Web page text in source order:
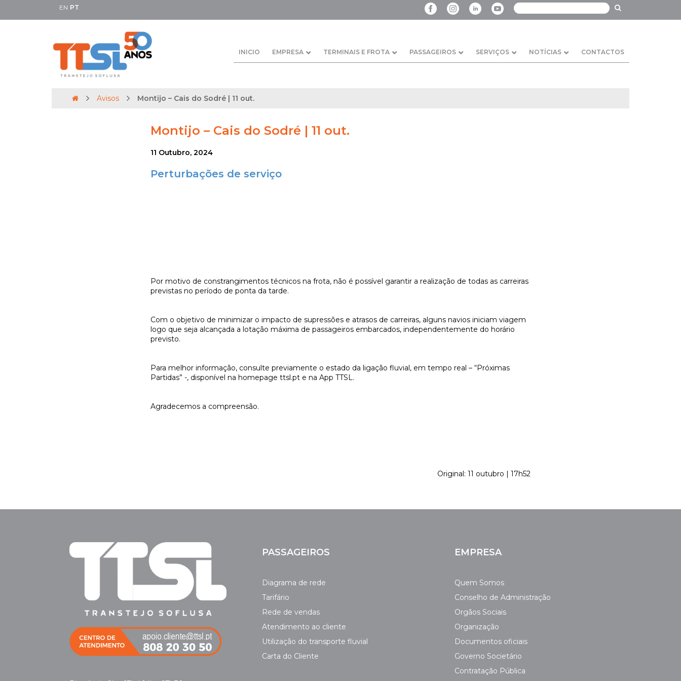
EN PT
INICIO EMPRESA TERMINAIS E FROTA PASSAGEIROS SERVIÇOS NOTÍCIAS CONTACTOS
Avisos Montijo – Cais do Sodré | 11 out.
Montijo – Cais do Sodré | 11 out.
11 Outubro, 2024
Perturbações de serviço
Por motivo de constrangimentos técnicos na frota, não é possível garantir a realização de todas as carreiras
previstas no período de ponta da tarde.
Com o objetivo de minimizar o impacto de supressões e atrasos de carreiras, alguns navios iniciam viagem
logo que seja alcançada a lotação máxima de passageiros embarcados, independentemente do horário
previsto.
Para melhor informação, consulte previamente o estado da ligação fluvial, em tempo real – “Próximas
Partidas” -, disponível na homepage ttsl.pt e na App TTSL.
Agradecemos a compreensão.
Original: 11 outubro | 17h52
PASSAGEIROS
Diagrama de rede
Tarifário
Rede de vendas
Atendimento ao cliente
Utilização do transporte fluvial
Carta do Cliente
EMPRESA
Quem Somos
Conselho de Administração
Orgãos Sociais
Organização
Documentos oficiais
Governo Societário
Contratação Pública